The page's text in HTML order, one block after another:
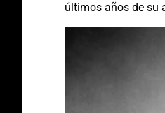
últimos años de su